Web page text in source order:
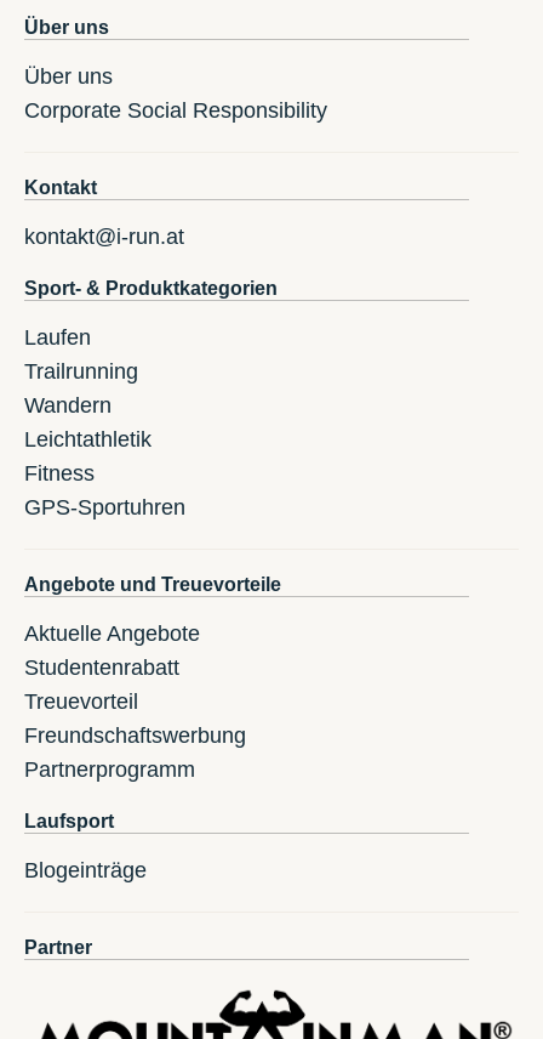
Über uns
Über uns
Corporate Social Responsibility
Kontakt
kontakt@i-run.at
Sport- & Produktkategorien
Laufen
Trailrunning
Wandern
Leichtathletik
Fitness
GPS-Sportuhren
Angebote und Treuevorteile
Aktuelle Angebote
Studentenrabatt
Treuevorteil
Freundschaftswerbung
Partnerprogramm
Laufsport
Blogeinträge
Partner